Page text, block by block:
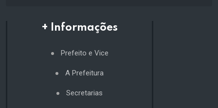
+ Informações
Prefeito e Vice
A Prefeitura
Secretarias